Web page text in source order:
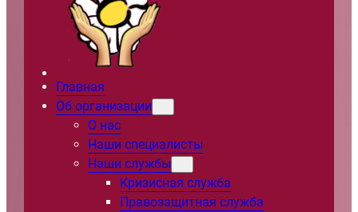
Главная
Об организации
О нас
Наши специалисты
Наши службы
Кризисная служба
Правозащитная служба